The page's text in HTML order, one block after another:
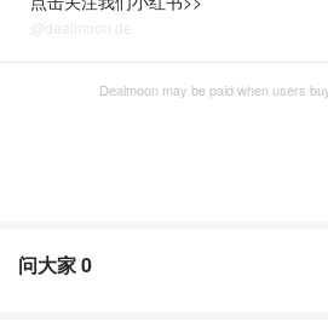
@dealmoon.de
Dealmoon may be paid when users
问大家0